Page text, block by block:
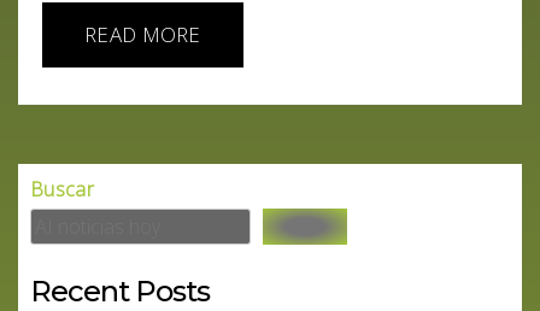
READ MORE
Buscar
Recent Posts